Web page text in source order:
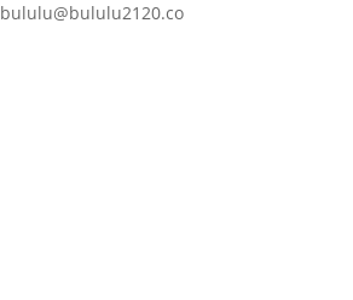
bululu@bululu2120.co